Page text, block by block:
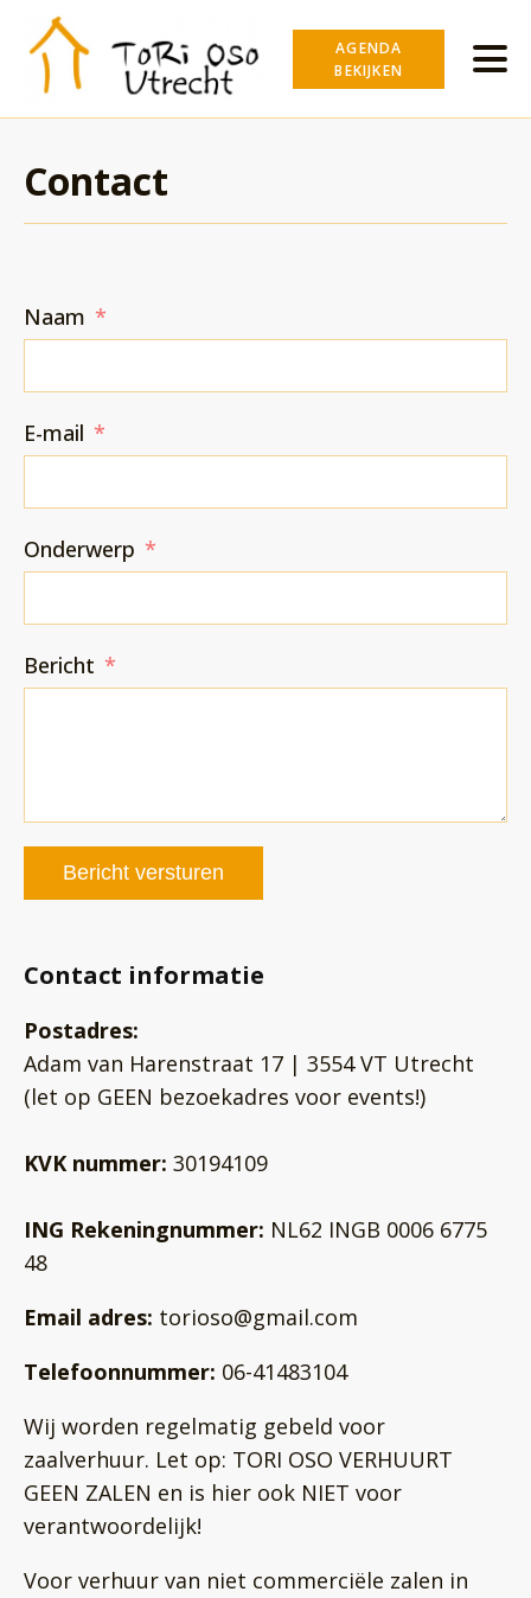
AGENDA
BEKIJKEN
Contact
Naam
E-mail
Onderwerp
Bericht
Bericht versturen
Contact informatie
Postadres:
Adam van Harenstraat 17 | 3554 VT Utrecht
(let op GEEN bezoekadres voor events!)
KVK nummer: 30194109
ING Rekeningnummer: NL62 INGB 0006 6775
48
Email adres: torioso@gmail.com
Telefoonnummer: 06-41483104
Wij worden regelmatig gebeld voor
zaalverhuur. Let op: TORI OSO VERHUURT
GEEN ZALEN en is hier ook NIET voor
verantwoordelijk!
Voor verhuur van niet commerciële zalen in